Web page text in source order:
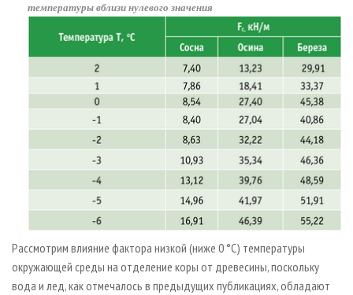
температуры вблизи нулевого значения
Рассмотрим влияние фактора низкой (ниже 0 °С) температуры
окружающей среды на отделение коры от древесины, поскольку
вода и лед, как отмечалось в предыдущих публикациях, обладают